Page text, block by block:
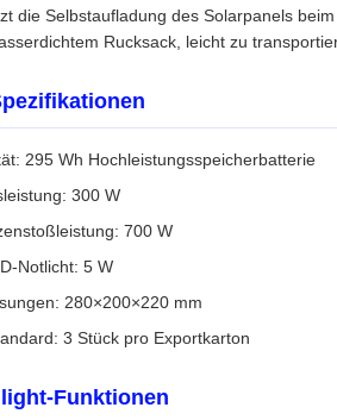
die Selbstaufladung des Solarpanels
Rucksack, leicht zu
295 Wh Hochleistungsspeicherbatterie
300 W
700 W
Notlicht: 5 W
280×200×220 mm
3 Stück pro Exportkarton
Funktionen